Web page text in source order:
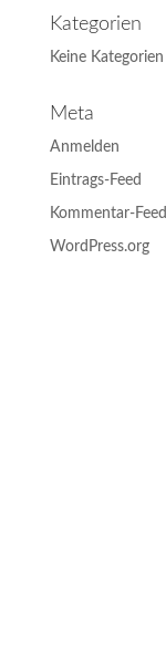
Kategorien
Keine Kategorien
Meta
Anmelden
Eintrags-Feed
Kommentar-Feed
WordPress.org